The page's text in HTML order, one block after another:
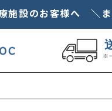
施設のお客様へ ＼
※